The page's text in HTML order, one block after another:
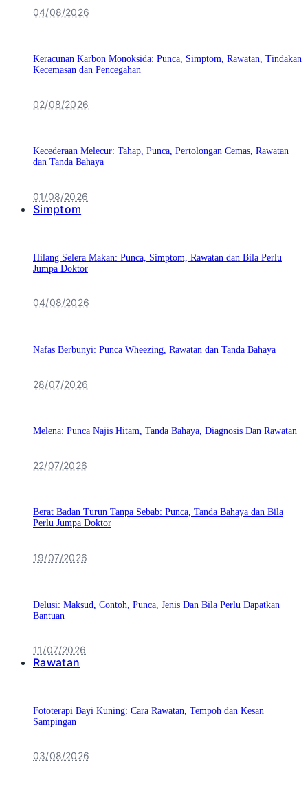
04/08/2026
Keracunan Karbon Monoksida: Punca, Simptom, Rawatan, Tindakan
Kecemasan dan Pencegahan
02/08/2026
Kecederaan Melecur: Tahap, Punca, Pertolongan Cemas, Rawatan
dan Tanda Bahaya
01/08/2026
Simptom
Hilang Selera Makan: Punca, Simptom, Rawatan dan Bila Perlu
Jumpa Doktor
04/08/2026
Nafas Berbunyi: Punca Wheezing, Rawatan dan Tanda Bahaya
28/07/2026
Melena: Punca Najis Hitam, Tanda Bahaya, Diagnosis Dan Rawatan
22/07/2026
Berat Badan Turun Tanpa Sebab: Punca, Tanda Bahaya dan Bila
Perlu Jumpa Doktor
19/07/2026
Delusi: Maksud, Contoh, Punca, Jenis Dan Bila Perlu Dapatkan
Bantuan
11/07/2026
Rawatan
Fototerapi Bayi Kuning: Cara Rawatan, Tempoh dan Kesan
Sampingan
03/08/2026